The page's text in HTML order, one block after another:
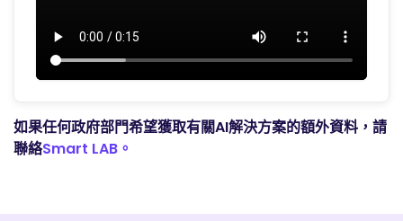
如果任何政府部門希望獲取有關AI解決方案的額外資料，請
聯絡Smart LAB。